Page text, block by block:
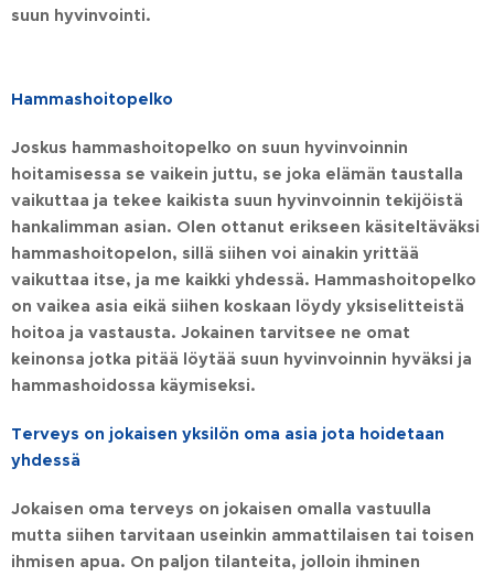
suun hyvinvointi.
Hammashoitopelko
Joskus hammashoitopelko on suun hyvinvoinnin
hoitamisessa se vaikein juttu, se joka elämän taustalla
vaikuttaa ja tekee kaikista suun hyvinvoinnin tekijöistä
hankalimman asian. Olen ottanut erikseen käsiteltäväksi
hammashoitopelon, sillä siihen voi ainakin yrittää
vaikuttaa itse, ja me kaikki yhdessä. Hammashoitopelko
on vaikea asia eikä siihen koskaan löydy yksiselitteistä
hoitoa ja vastausta. Jokainen tarvitsee ne omat
keinonsa jotka pitää löytää suun hyvinvoinnin hyväksi ja
hammashoidossa käymiseksi.
Terveys on jokaisen yksilön oma asia jota hoidetaan
yhdessä
Jokaisen oma terveys on jokaisen omalla vastuulla
mutta siihen tarvitaan useinkin ammattilaisen tai toisen
ihmisen apua. On paljon tilanteita, jolloin ihminen